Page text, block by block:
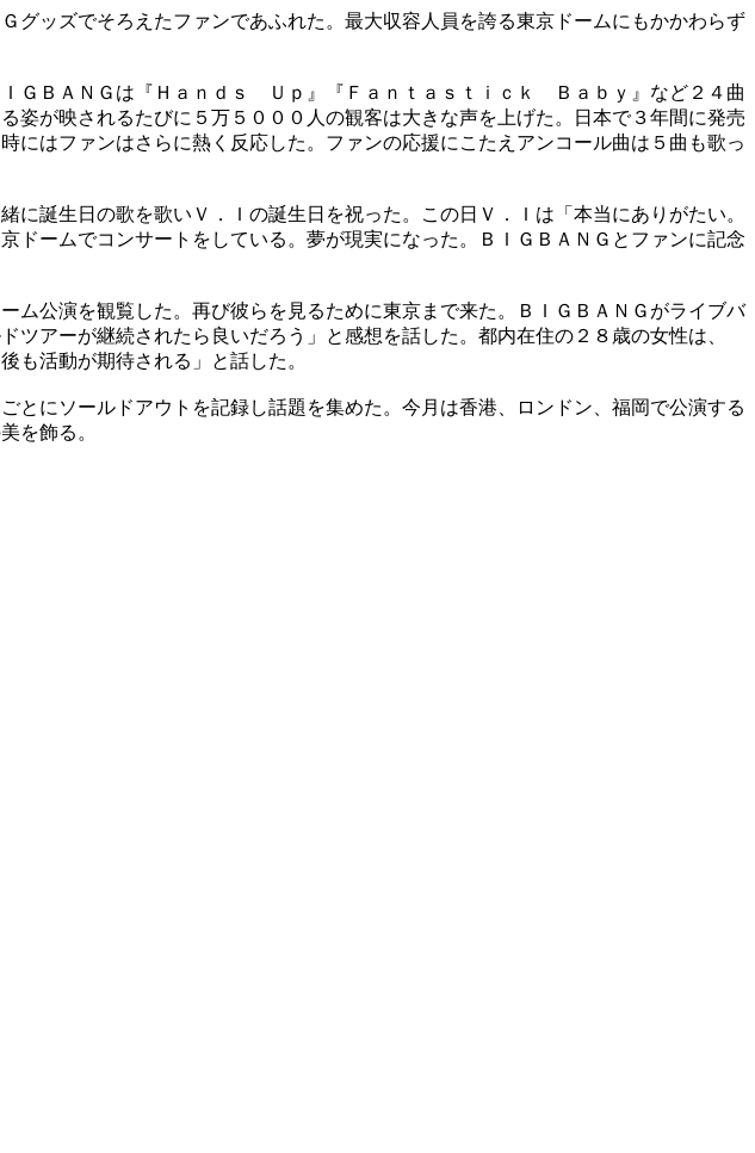
グッズでそろえたファンであふれた。最大収容人員を誇る東京ドームにもかかわらず
ＧＢＡＮＧは『Ｈａｎｄｓ Ｕｐ』『Ｆａｎｔａｓｔｉｃｋ Ｂａｂｙ』など２４曲
が映されるたびに５万５０００人の観客は大きな声を上げた。日本で３年間に発売
はファンはさらに熱く反応した。ファンの応援にこたえアンコール曲は５曲も歌っ
誕生日の歌を歌いＶ．Ｉの誕生日を祝った。この日Ｖ．Ｉは「本当にありがたい。
ドームでコンサートをしている。夢が現実になった。ＢＩＧＢＡＮＧとファンに記念
ム公演を観覧した。再び彼らを見るために東京まで来た。ＢＩＧＢＡＮＧがライブバ
アーが継続されたら良いだろう」と感想を話した。都内在住の２８歳の女性は、
も活動が期待される」と話した。
にソールドアウトを記録し話題を集めた。今月は香港、ロンドン、福岡で公演する
を飾る。